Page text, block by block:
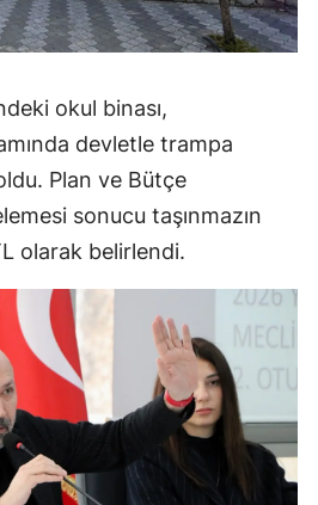
okul binası,
devletle trampa
Plan ve Bütçe
sonucu taşınmazın
olarak belirlendi.